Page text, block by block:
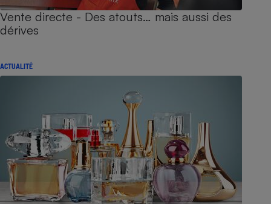
Vente directe - Des atouts… mais aussi des
dérives
ACTUALITÉ